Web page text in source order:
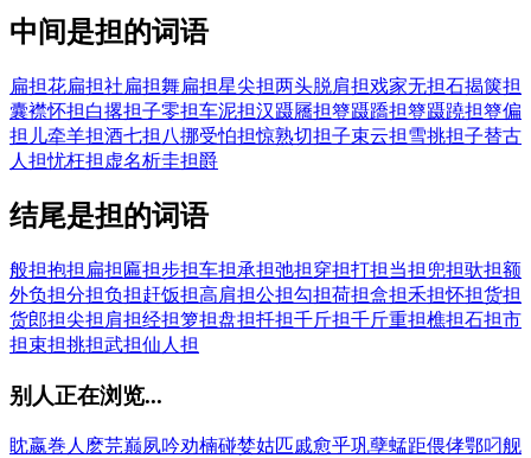
中间是担的词语
扁担花扁担社扁担舞扁担星尖担两头脱肩担戏家无担石揭箧担
囊襟怀担白撂担子零担车泥担汉蹑屩担簦蹑蹻担簦蹑蹺担簦偏
担儿牵羊担酒七担八挪受怕担惊熟切担子束云担雪挑担子替古
人担忧枉担虚名析圭担爵
结尾是担的词语
般担抱担 扁担 匾担步担车担承担弛担穿担打担当担 兜担驮担额
外负担分担负担赶饭担高肩担公担勾担荷担盒担禾担怀担货担
货郎担尖担 肩担经担箩担盘担扦担千斤担千斤重担樵担石担市
担束担挑担武担仙人担
别人正在浏览...
眈嬴巻 人 麽芫巅夙吟劝楠碰婪姑匹戚愈乎巩孽蜢距偎侾鄂叼舰